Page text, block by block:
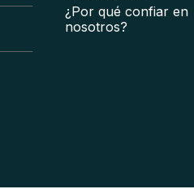
¿Por qué confiar en
nosotros?